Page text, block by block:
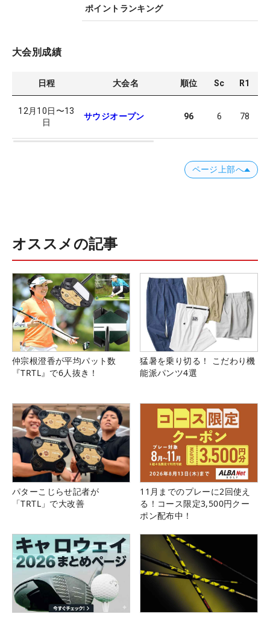
ポイントランキング
大会別成績
日程 大会名 順位 Sc R1
12月10日 〜13
日
サウジオープン 96 6 78
ページ上部へ
オススメの記事
仲宗根澄香が平均パット数
『TRTL』で6人抜き！
猛暑を乗り切る！ こだわり機
能派パンツ4選
パターこじらせ記者が
「TRTL」で大改善
11月までのプレーに2回使え
る！コース限定3,500円クー
ポン配布中！